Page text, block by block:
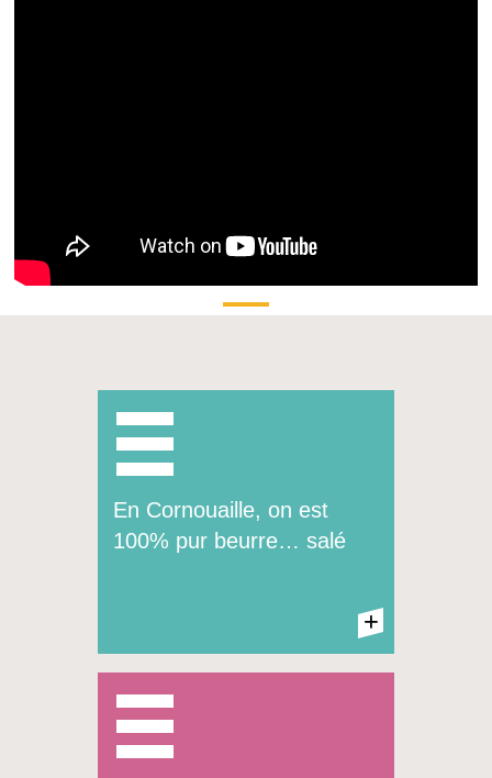
En Cornouaille, on est
100% pur beurre… salé
+
E Kerne, amann damsall
pe amann disall